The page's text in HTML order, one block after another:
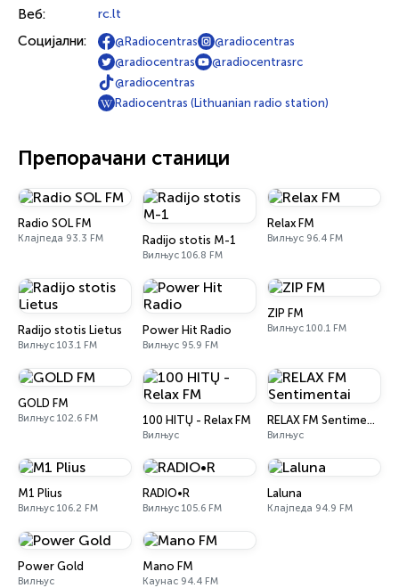
Веб: rc.lt
Социјални: @Radiocentras
@radiocentras
@radiocentras
@radiocentrasrc
@radiocentras
Radiocentras (Lithuanian radio station)
Препорачани станици
Radio SOL FM
Клајпеда 93.3 FM Radijo stotis M-1
Вилњус 106.8 FM
Relax FM
Вилњус 96.4 FM
Radijo stotis Lietus
Вилњус 103.1 FM
Power Hit Radio
Вилњус 95.9 FM
ZIP FM
Вилњус 100.1 FM
GOLD FM
Вилњус 102.6 FM 100 HITŲ - Relax FM
Вилњус
RELAX FM Sentimentai
Вилњус
M1 Plius
Вилњус 106.2 FM
RADIO•R
Вилњус 105.6 FM
Laluna
Клајпеда 94.9 FM
Power Gold
Вилњус
Mano FM
Каунас 94.4 FM